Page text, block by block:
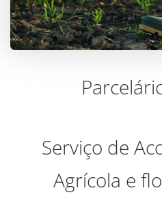
Serviço de
Agrícola e